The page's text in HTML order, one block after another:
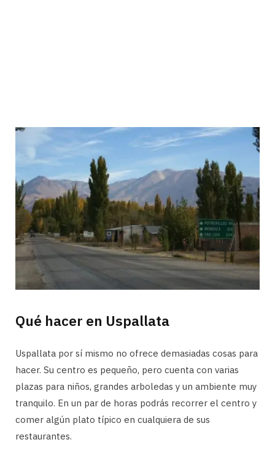
Qué hacer en Uspallata
Uspallata por sí mismo no ofrece demasiadas cosas para
hacer. Su centro es pequeño, pero cuenta con varias
plazas para niños, grandes arboledas y un ambiente muy
tranquilo. En un par de horas podrás recorrer el centro y
comer algún plato típico en cualquiera de sus
restaurantes.